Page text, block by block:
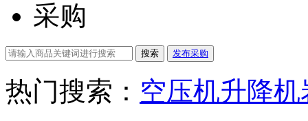
采购
搜索 发布采购
热门搜索： 空压机升降机